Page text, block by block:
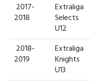
2017-
2018
Extraliga
Selects
U12
2018-
2019
Extraliga
Knights
U13